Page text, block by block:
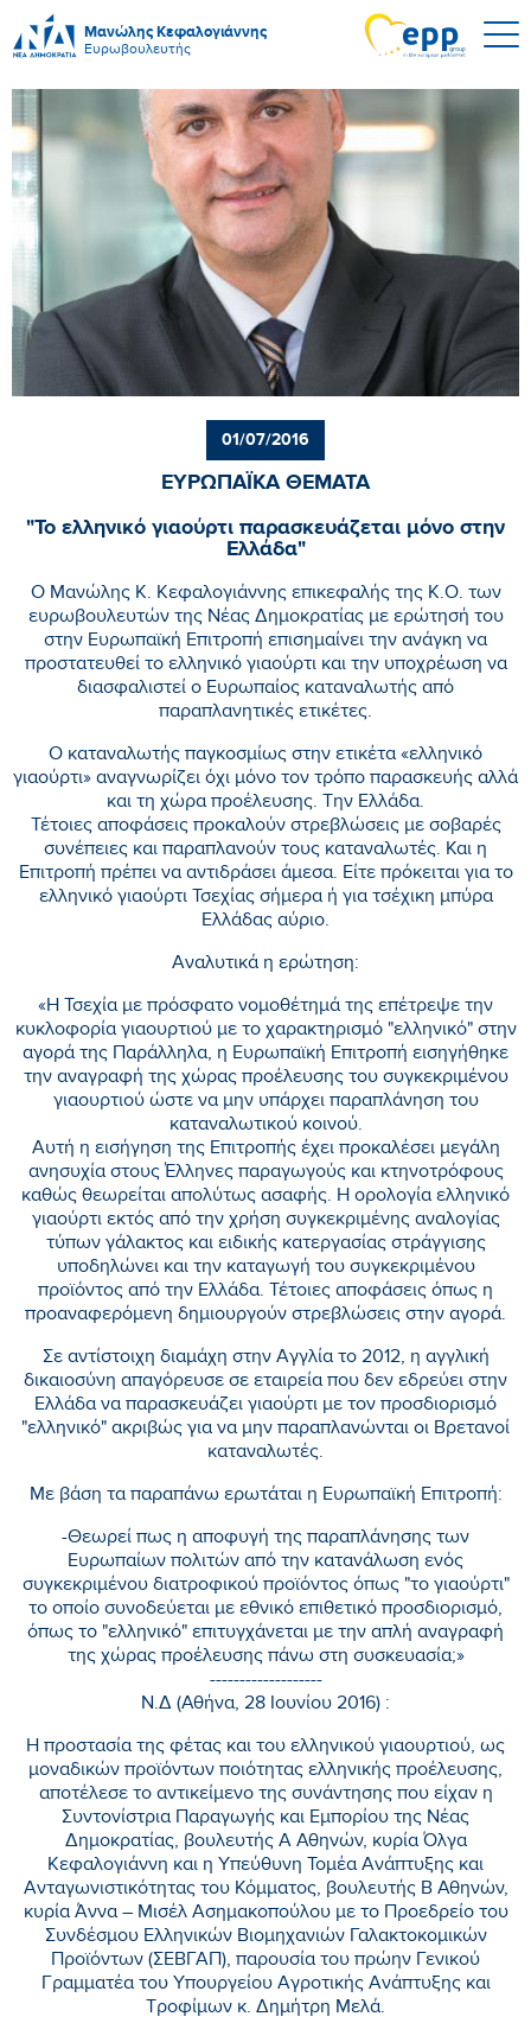
Μανώλης Κεφαλογιάννης
Ευρωβουλευτής
01/07/2016
ΕΥΡΩΠΑΪΚΑ ΘΕΜΑΤΑ
"Το ελληνικό γιαούρτι παρασκευάζεται μόνο στην
Ελλάδα"
Ο Μανώλης Κ. Κεφαλογιάννης επικεφαλής της Κ.Ο. των
ευρωβουλευτών της Νέας Δημοκρατίας με ερώτησή του
στην Ευρωπαϊκή Επιτροπή επισημαίνει την ανάγκη να
προστατευθεί το ελληνικό γιαούρτι και την υποχρέωση να
διασφαλιστεί ο Ευρωπαίος καταναλωτής από
παραπλανητικές ετικέτες.
Ο καταναλωτής παγκοσμίως στην ετικέτα «ελληνικό
γιαούρτι» αναγνωρίζει όχι μόνο τον τρόπο παρασκευής αλλά
και τη χώρα προέλευσης. Την Ελλάδα.
Τέτοιες αποφάσεις προκαλούν στρεβλώσεις με σοβαρές
συνέπειες και παραπλανούν τους καταναλωτές. Και η
Επιτροπή πρέπει να αντιδράσει άμεσα. Είτε πρόκειται για το
ελληνικό γιαούρτι Τσεχίας σήμερα ή για τσέχικη μπύρα
Ελλάδας αύριο.
Αναλυτικά η ερώτηση:
«Η Τσεχία με πρόσφατο νομοθέτημά της επέτρεψε την
κυκλοφορία γιαουρτιού με το χαρακτηρισμό "ελληνικό" στην
αγορά της Παράλληλα, η Ευρωπαϊκή Επιτροπή εισηγήθηκε
την αναγραφή της χώρας προέλευσης του συγκεκριμένου
γιαουρτιού ώστε να μην υπάρχει παραπλάνηση του
καταναλωτικού κοινού.
Αυτή η εισήγηση της Επιτροπής έχει προκαλέσει μεγάλη
ανησυχία στους Έλληνες παραγωγούς και κτηνοτρόφους
καθώς θεωρείται απολύτως ασαφής. Η ορολογία ελληνικό
γιαούρτι εκτός από την χρήση συγκεκριμένης αναλογίας
τύπων γάλακτος και ειδικής κατεργασίας στράγγισης
υποδηλώνει και την καταγωγή του συγκεκριμένου
προϊόντος από την Ελλάδα. Τέτοιες αποφάσεις όπως η
προαναφερόμενη δημιουργούν στρεβλώσεις στην αγορά.
Σε αντίστοιχη διαμάχη στην Αγγλία το 2012, η αγγλική
δικαιοσύνη απαγόρευσε σε εταιρεία που δεν εδρεύει στην
Ελλάδα να παρασκευάζει γιαούρτι με τον προσδιορισμό
"ελληνικό" ακριβώς για να μην παραπλανώνται οι Βρετανοί
καταναλωτές.
Με βάση τα παραπάνω ερωτάται η Ευρωπαϊκή Επιτροπή:
-Θεωρεί πως η αποφυγή της παραπλάνησης των
Ευρωπαίων πολιτών από την κατανάλωση ενός
συγκεκριμένου διατροφικού προϊόντος όπως "το γιαούρτι"
το οποίο συνοδεύεται με εθνικό επιθετικό προσδιορισμό,
όπως το "ελληνικό" επιτυγχάνεται με την απλή αναγραφή
της χώρας προέλευσης πάνω στη συσκευασία;»
-------------------
Ν.Δ (Αθήνα, 28 Ιουνίου 2016) :
Η προστασία της φέτας και του ελληνικού γιαουρτιού, ως
μοναδικών προϊόντων ποιότητας ελληνικής προέλευσης,
αποτέλεσε το αντικείμενο της συνάντησης που είχαν η
Συντονίστρια Παραγωγής και Εμπορίου της Νέας
Δημοκρατίας, βουλευτής Α Αθηνών, κυρία Όλγα
Κεφαλογιάννη και η Υπεύθυνη Τομέα Ανάπτυξης και
Ανταγωνιστικότητας του Κόμματος, βουλευτής Β Αθηνών,
κυρία Άννα – Μισέλ Ασημακοπούλου με το Προεδρείο του
Συνδέσμου Ελληνικών Βιομηχανιών Γαλακτοκομικών
Προϊόντων (ΣΕΒΓΑΠ), παρουσία του πρώην Γενικού
Γραμματέα του Υπουργείου Αγροτικής Ανάπτυξης και
Τροφίμων κ. Δημήτρη Μελά.